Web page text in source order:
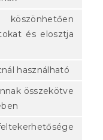
és elosztja
használható
összekötve